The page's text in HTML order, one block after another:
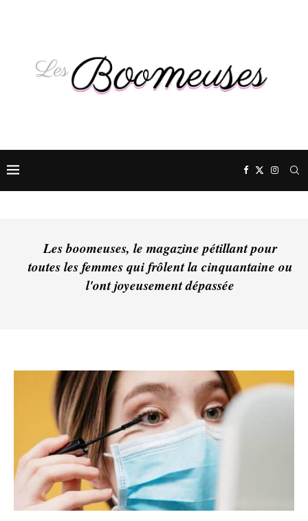
Les boomeuses, le magazine pétillant pour
toutes les femmes qui frôlent la cinquantaine ou
l'ont joyeusement dépassée